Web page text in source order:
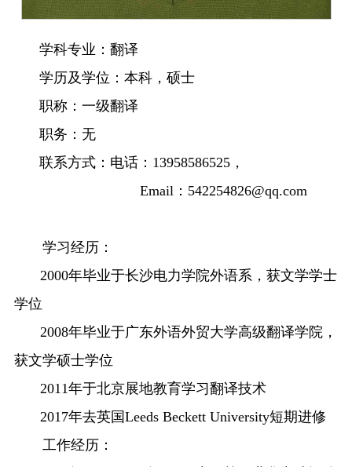
学科专业： 翻译
学历及学位： 本科，硕士
职称： 一级翻译
职务： 无
联系方式： 电话： 13958586525，
Email ： 542254826@qq.com
学习经历：
2000年毕业于长沙电力学院外语系，获文学学士
学位
2008年毕业于广东外语外贸大学高级翻译学院，
获文学硕士学位
2011年于北京展地教育学习翻译技术
2017年去英国Leeds Beckett University短期进修
工作经历：